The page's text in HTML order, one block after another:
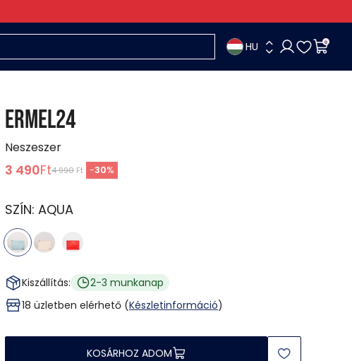
HU 0
ERMEL24
Neszeszer
3 490Ft4 990 Ft -30%
SZÍN: AQUA
Kiszállítás:
2-3 munkanap
18 üzletben elérhető (Készletinformáció)
KOSÁRHOZ ADOM